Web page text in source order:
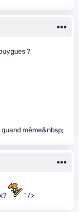
?
même&nbsp;
" />